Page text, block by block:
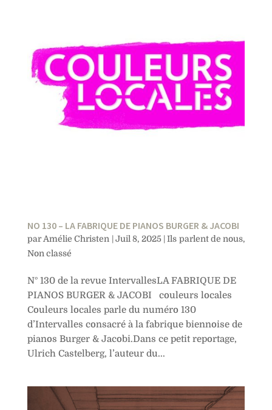
NO 130 – LA FABRIQUE DE PIANOS BURGER & JACOBI
parAmélie Christen |Juil 8, 2025|Ils parlent de nous,
Non classé
N° 130 de la revue IntervallesLA FABRIQUE DE
PIANOS BURGER & JACOBI couleurs locales
Couleurs locales parle du numéro 130
d’Intervalles consacré à la fabrique biennoise de
pianos Burger & Jacobi.Dans ce petit reportage,
Ulrich Castelberg, l’auteur du...